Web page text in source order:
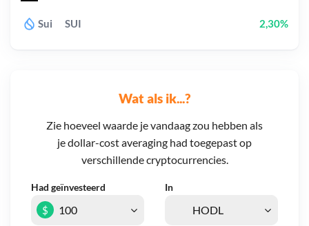
Wat als ik...?
Zie hoeveel waarde je vandaag zou hebben als
je dollar-cost averaging had toegepast op
verschillende cryptocurrencies.
Had geïnvesteerd In
$
Sui SUI 2,30%